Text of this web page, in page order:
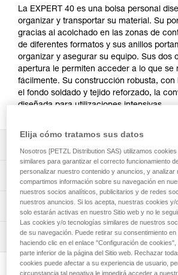
La EXPERT 40 es una bolsa personal
organizar y transportar su material. Su
gracias al acolchado en las zonas de
de diferentes formatos y sus anillos
organizar y asegurar su equipo. Sus dos
apertura le permiten acceder a lo que se
fácilmente. Su construcción robusta, con
el fondo soldado y tejido reforzado, la
diseñada para utilizaciones intensivas.
Comodidad y ergonomía de utilización:
- El porte es confortable gracias al
tirantes y del respaldo.
- Los tirantes y las cintas, ventral y
regulables para adaptarse del mejor
morfología.
- La cinta ventral puede guardarse en
la espalda si no se utiliza.
- La cinta pectoral se puede desmontar.
Características técnicas
Capacidad: 40 litros
Medidas: 62 x 31 x 21 cm
Peso: 1480 g
Carga máxima autorizada: 50 kg
Materiales: TPU (sin PVC), poliéster,
Información técnica
FAQ
FAQ
Ver todo el contenido técnico
Inspección
Elija cómo tratamos sus datos
Nosotros [PETZL Distribution SAS) utilizamos
similares para garantizar el correcto funcionamiento
personalizar nuestro contenido y anuncios, y analizar
compartimos información sobre su navegación en
nuestros socios analíticos, publicitarios y de redes
nuestros anuncios. Si los acepta, nuestras cookies y/
solo estarán activas en nuestro Sitio web y no le
Las cookies y/o tecnologías similares de nuestros
de su navegación. Puede retirar su consentimiento
haciendo clic en el enlace "Configuración de
parte inferior de la página del Sitio web. Rechazar
cookies puede afectar a su experiencia de usuario,
circunstancia tal negativa le impedirá acceder a